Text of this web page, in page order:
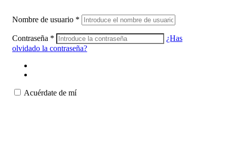
Nombre de usuario *
Contraseña *
¿Has
olvidado la contraseña?
Acuérdate de mí